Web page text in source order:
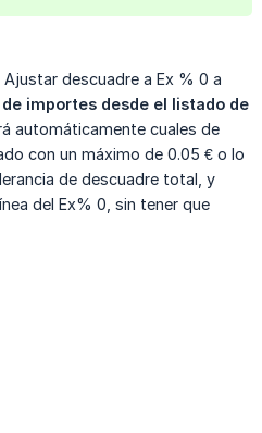
descuadre a Ex % 0 a
importes desde el listado de
automáticamente cuales de
con un máximo de 0.05 € o lo
de descuadre total, y
del Ex% 0, sin tener que